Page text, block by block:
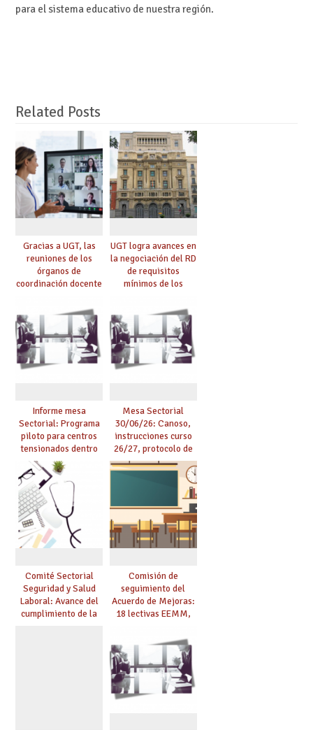
para el sistema educativo de nuestra región.
Related Posts
Gracias a UGT, las
reuniones de los
órganos de
coordinación docente
de manera
telemática, sin exigir
presencialidad en el
centro
UGT logra avances en
la negociación del RD
de requisitos
mínimos de los
exige al Ministerio
que los compromisos
se materialicen con
la mayor agilidad
posible
Informe mesa
Sectorial: Programa
piloto para centros
tensionados dentro
del marco del
Acuerdo de Mejoras y
evaluación del curso
25/26
Mesa Sectorial
30/06/26: Canoso,
instrucciones curso
26/27, protocolo de
agresiones.
Comité Sectorial
Seguridad y Salud
Laboral: Avance del
cumplimiento de la
Comisión de
seguimiento del
Acuerdo de Mejoras:
18 lectivas EEMM,
mayores 55 y pilotaje
en centros
tensionados